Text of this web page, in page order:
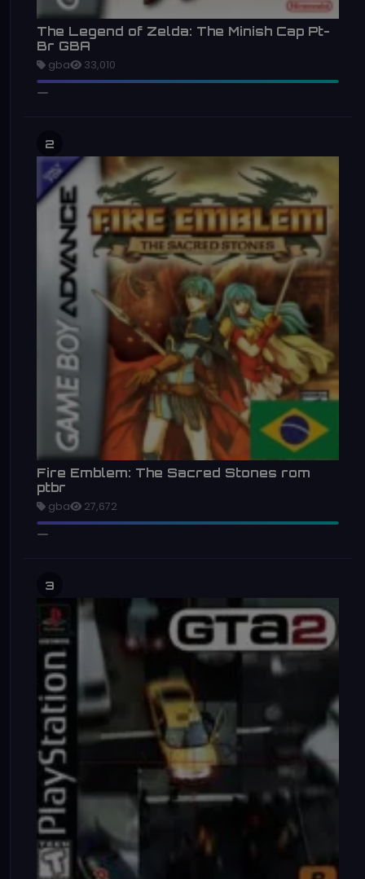
The Legend of Zelda: The Minish Cap Pt-
Br GBA
gba 33,010
2
Fire Emblem: The Sacred Stones rom
ptbr
gba 27,672
3